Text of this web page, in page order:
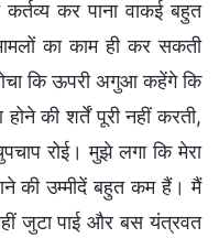
कर पाना वाकई बहुत
का काम ही कर सकती
कि ऊपरी अगुआ कहेंगे कि
की शर्तें पूरी नहीं करती,
रोई। मुझे लगा कि मेरा
की उम्मीदें बहुत कम हैं। मैं
जुटा पाई और बस यंत्रवत